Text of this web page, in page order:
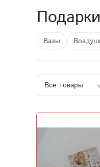
Вазы